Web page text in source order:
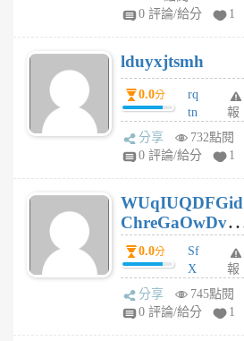
jl
月
前
0 評論/給分
1
lduyxjtsmh
0.0分
rq
tn
jt
gl
個
月
前
報
分享
732點閱
0 評論/給分
1
WUqIUQDFGid
ChreGaOwDv
dY0.0分
Sf
X
Pe
Jc
報
分享
745點閱
0 評論/給分
1